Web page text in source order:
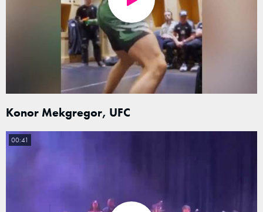
Konor Mekgregor, UFC
00:41